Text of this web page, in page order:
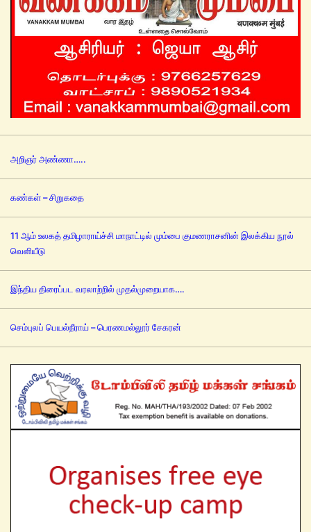
அறிஞர் அண்ணா…..
கண்கள் – சிறுகதை
11 ஆம் உலகத் தமிழாராய்ச்சி மாநாட்டில் மும்பை குமணராசனின் இலக்கிய நூல்
வெளியீடு
இந்திய திரைப்பட வரலாற்றில் முதல்முறையாக….
செம்புலப் பெயல்நீராய் – பெரணமல்லூர் சேகரன்